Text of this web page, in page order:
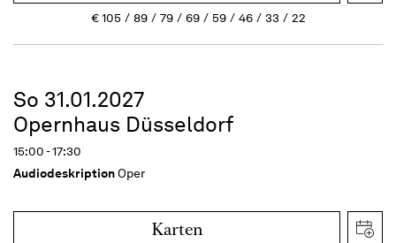
€105 89 79 69 59 46 33 22
So 31.01.2027
Opernhaus Düsseldorf
15:00 - 17:30
AudiodeskriptionOper
Karten